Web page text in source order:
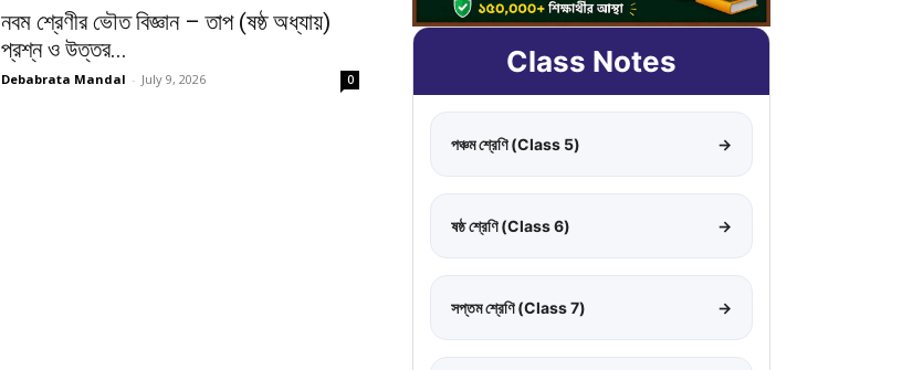
নবম শ্রেণীর ভৌত বিজ্ঞান – তাপ (ষষ্ঠ অধ্যায়)
প্রশ্ন ও উত্তর...
Debabrata Mandal - July 9, 2026 0
Class Notes
পঞ্চম শ্রেণি (Class 5) →
ষষ্ঠ শ্রেণি (Class 6) →
সপ্তম শ্রেণি (Class 7) →